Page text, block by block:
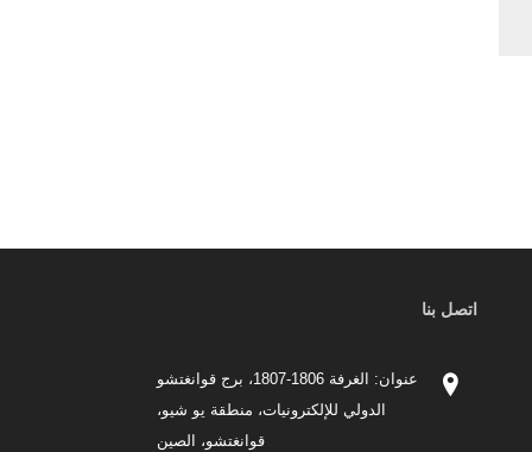
اتصل بنا
عنوان: الغرفة 1806-1807، برج قوانغتشو
الدولي للإلكترونيات، منطقة يو شيو،
قوانغتشو، الصين